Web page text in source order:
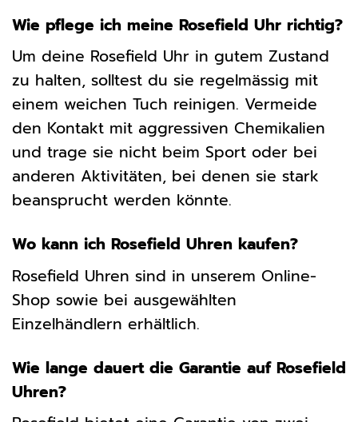
Wie pflege ich meine Rosefield Uhr richtig?
Um deine Rosefield Uhr in gutem Zustand
zu halten, solltest du sie regelmässig mit
einem weichen Tuch reinigen. Vermeide
den Kontakt mit aggressiven Chemikalien
und trage sie nicht beim Sport oder bei
anderen Aktivitäten, bei denen sie stark
beansprucht werden könnte.
Wo kann ich Rosefield Uhren kaufen?
Rosefield Uhren sind in unserem Online-
Shop sowie bei ausgewählten
Einzelhändlern erhältlich.
Wie lange dauert die Garantie auf Rosefield
Uhren?